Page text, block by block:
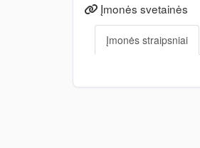
Įmonės svetainės
Įmonės straipsniai